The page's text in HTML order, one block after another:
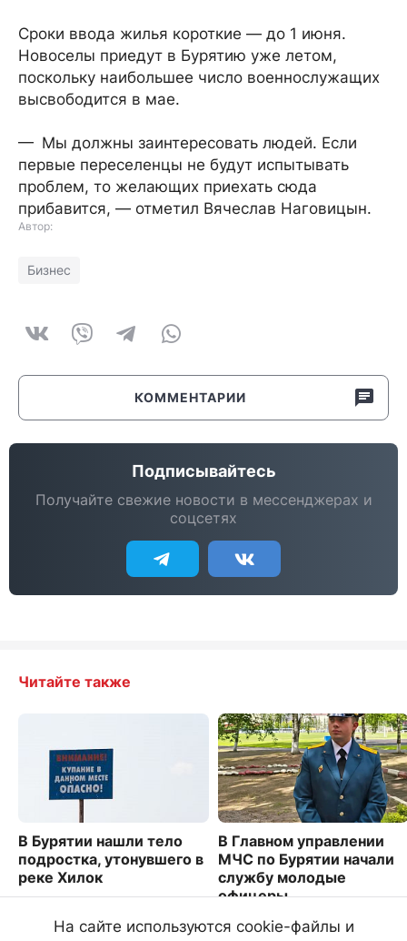
Сроки ввода жилья короткие — до 1 июня.
Новоселы приедут в Бурятию уже летом,
поскольку наибольшее число военнослужащих
высвободится в мае.
— Мы должны заинтересовать людей. Если
первые переселенцы не будут испытывать
проблем, то желающих приехать сюда
прибавится, — отметил Вячеслав Наговицын.
Автор:
Бизнес
КОММЕНТАРИИ
Подписывайтесь
Получайте свежие новости в мессенджерах и
соцсетях
Читайте также
В Бурятии нашли тело
подростка, утонувшего в
реке Хилок
В Главном управлении
МЧС по Бурятии начали
службу молодые
офицеры
3630
На сайте используются cookie-файлы и